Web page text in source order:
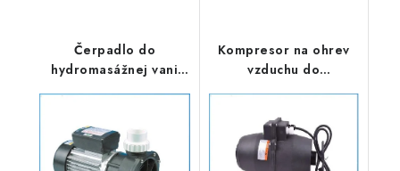
Čerpadlo do
hydromasážnej vani
Kompresor na ohrev
vzduchu do